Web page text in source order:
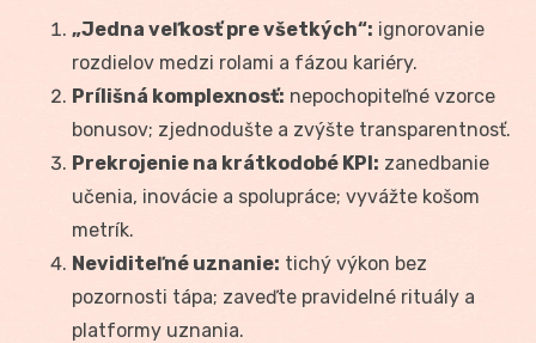
„Jedna veľkosť pre všetkých“: ignorovanie
rozdielov medzi rolami a fázou kariéry.
Prílišná komplexnosť: nepochopiteľné vzorce
bonusov; zjednodušte a zvýšte transparentnosť.
Prekrojenie na krátkodobé KPI: zanedbanie
učenia, inovácie a spolupráce; vyvážte košom
metrík.
Neviditeľné uznanie: tichý výkon bez
pozornosti tápa; zaveďte pravidelné rituály a
platformy uznania.